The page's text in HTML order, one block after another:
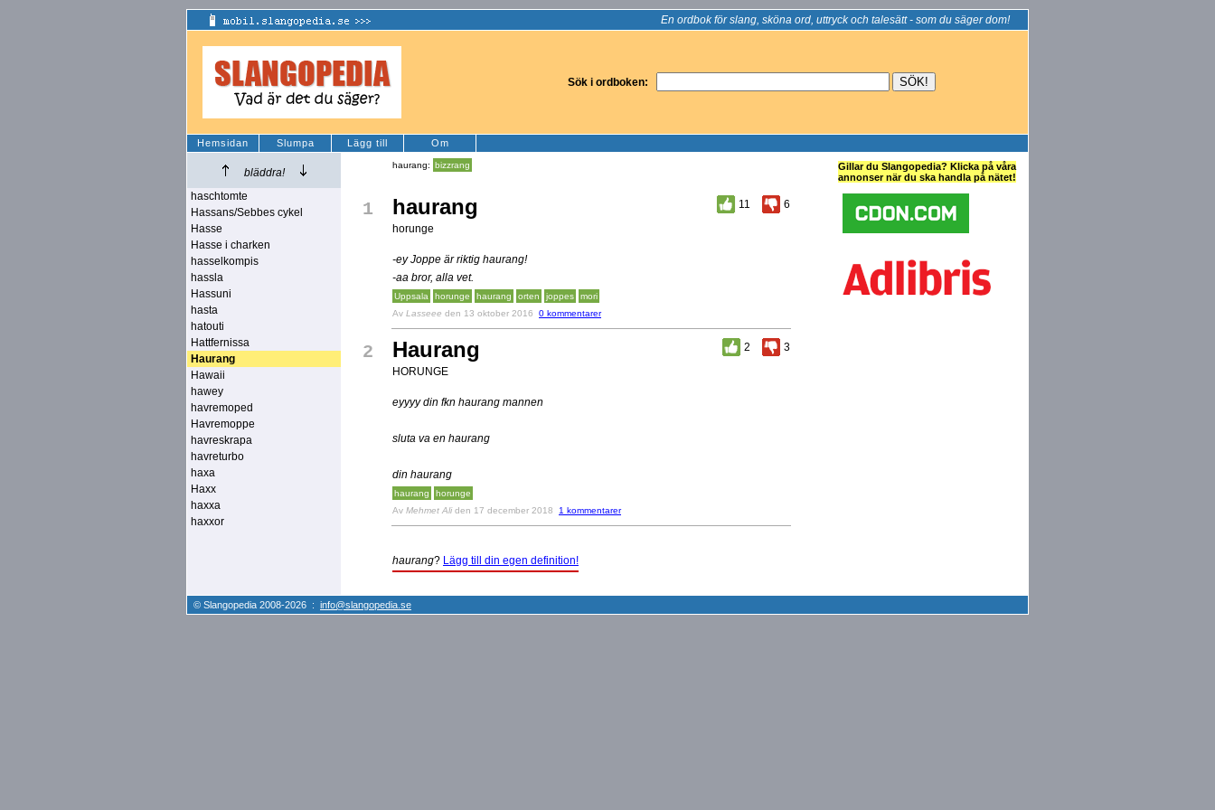
En ordbok för slang, sköna ord, uttryck och talesätt - som du säger dom!
Sök i ordboken:
Hemsidan Slumpa Lägg till Om
bläddra!
haschtomte
Hassans/Sebbes cykel
Hasse
Hasse i charken
hasselkompis
hassla
Hassuni
hasta
hatouti
Hattfernissa
Haurang
Hawaii
hawey
havremoped
Havremoppe
havreskrapa
havreturbo
haxa
Haxx
haxxa
haxxor
haurang: bizzrang
1 haurang 11
6
horunge
-ey Joppe är riktig haurang!
-aa bror, alla vet.
Uppsala horunge haurang orten joppes
mori
Av Lasseee den 13 oktober 2016 0 kommentarer
2 Haurang 2
3
HORUNGE
eyyyy din fkn haurang mannen
sluta va en haurang
din haurang
haurang
horunge
Av Mehmet Ali den 17 december 2018 1 kommentarer
haurang? Lägg till din egen definition!
Gillar du Slangopedia? Klicka på våra
annonser när du ska handla på nätet!
© Slangopedia 2008-2026 : info@slangopedia.se